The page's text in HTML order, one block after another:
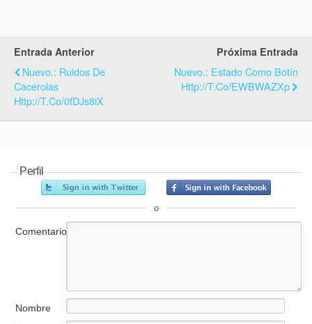
n
d
l
y
Entrada Anterior
Nuevo.: Ruidos De
Cacerolas
Http://t.co/0fDJs8iX
Próxima Entrada
Nuevo.: Estado Como Botín
Http://t.co/eWBWAZXp
Perfil
o
Comentario
Nombre